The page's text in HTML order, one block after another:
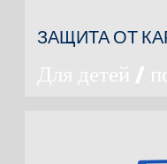
ЗАЩИТА ОТ
Для детей /